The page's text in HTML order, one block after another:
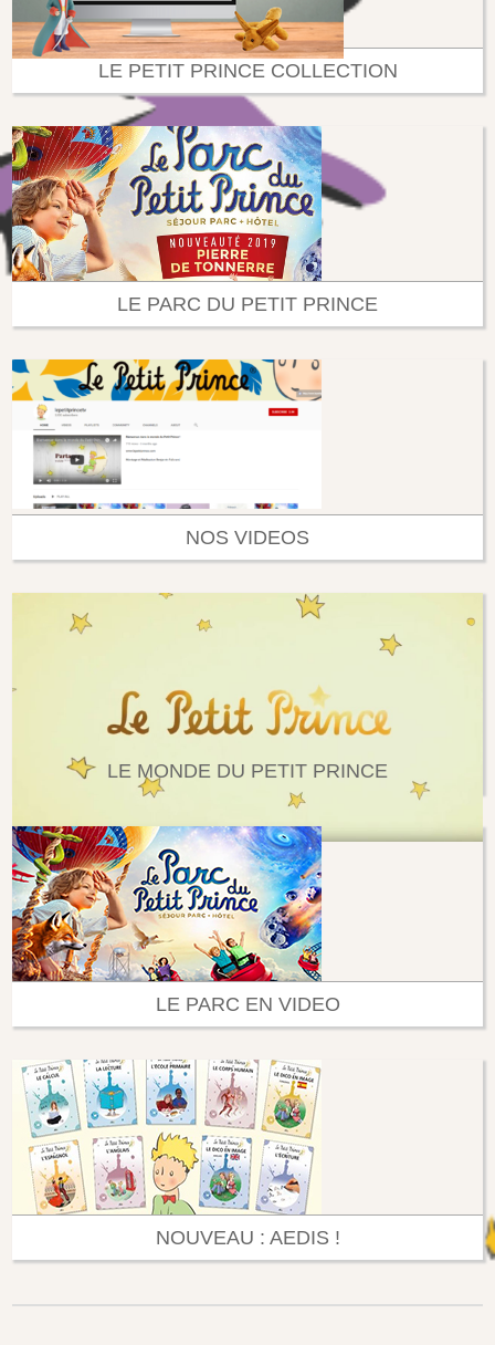
LE PETIT PRINCE COLLECTION
LE PARC DU PETIT PRINCE
NOS VIDEOS
LE MONDE DU PETIT PRINCE
LE PARC EN VIDEO
NOUVEAU : AEDIS !